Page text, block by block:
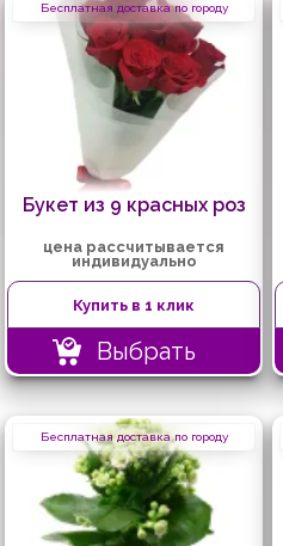
Бесплатная доставка по городу
Букет из 9 красных роз
цена рассчитывается
индивидуально
Купить в 1 клик
Выбрать
Бесплатная доставка по городу